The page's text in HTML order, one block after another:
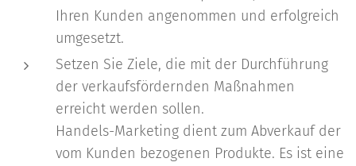
Ihren Kunden angenommen und erfolgreich
umgesetzt.
Setzen Sie Ziele, die mit der Durchführung
der verkaufsfördernden Maßnahmen
erreicht werden sollen.
Handels-Marketing dient zum Abverkauf der
vom Kunden bezogenen Produkte. Es ist eine